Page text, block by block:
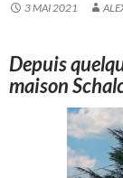
3 MAI 2021
Depuis
maison